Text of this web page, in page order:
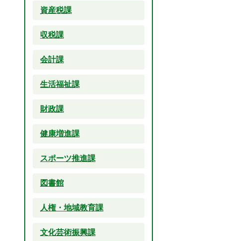
資産税課
収税課
会計課
生活福祉課
財政課
健康増進課
スポーツ推進課
図書館
人権・地域教育課
文化芸術振興課